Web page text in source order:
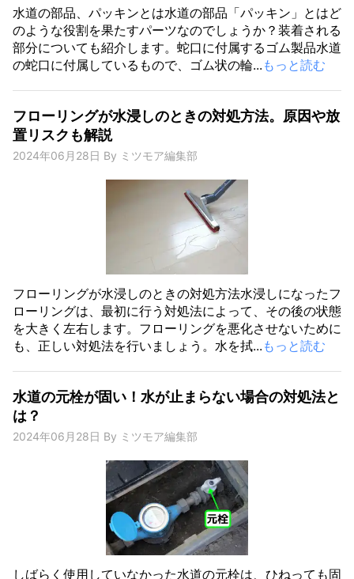
水道の部品、パッキンとは水道の部品「パッキン」とはど
のような役割を果たすパーツなのでしょうか？装着される
部分についても紹介します。蛇口に付属するゴム製品水道
の蛇口に付属しているもので、ゴム状の輪... もっと読む
フローリングが水浸しのときの対処方法。原因や放
置リスクも解説
2024年06月28日 By ミツモア編集部
フローリングが水浸しのときの対処方法水浸しになったフ
ローリングは、最初に行う対処法によって、その後の状態
を大きく左右します。フローリングを悪化させないために
も、正しい対処法を行いましょう。水を拭... もっと読む
水道の元栓が固い！水が止まらない場合の対処法と
は？
2024年06月28日 By ミツモア編集部
しばらく使用していなかった水道の元栓は、ひねっても固